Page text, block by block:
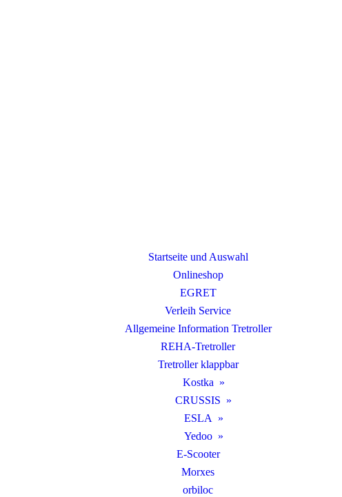
Startseite und Auswahl
Onlineshop
EGRET
Verleih Service
Allgemeine Information Tretroller
REHA-Tretroller
Tretroller klappbar
Kostka
CRUSSIS
ESLA
Yedoo
E-Scooter
Morxes
orbiloc